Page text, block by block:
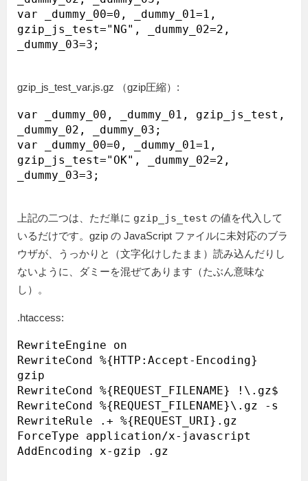
var _dummy_00=0, _dummy_01=1,
gzip_js_test="NG", _dummy_02=2,
gzip_js_test_var.js.gz （gzip圧縮）:
var _dummy_00, _dummy_01, gzip_js_test,
_dummy_02, _dummy_03;
var _dummy_00=0, _dummy_01=1,
gzip_js_test="OK", _dummy_02=2,
上記の二つは、ただ単に gzip_js_test の値を代入して
いるだけです。gzip の JavaScript ファイルに未対応のブラ
ウザが、うっかりと（文字化けしたまま）読み込んだりし
ないように、ダミーを混ぜてあります（たぶん意味な
し）。
.htaccess:
RewriteEngine on
RewriteCond %{HTTP:Accept-Encoding}
gzip
RewriteCond %{REQUEST_FILENAME} !\.gz$
RewriteCond %{REQUEST_FILENAME}\.gz -s
RewriteRule .+ %{REQUEST_URI}.gz
ForceType application/x-javascript